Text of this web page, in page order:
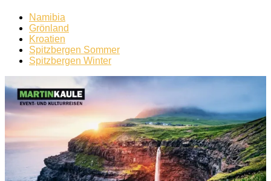
Namibia
Grönland
Kroatien
Spitzbergen Sommer
Spitzbergen Winter